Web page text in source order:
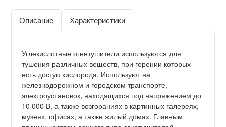
Описание Характеристики
Углекислотные огнетушители используются для
тушения различных веществ, при горении которых
есть доступ кислорода. Используют на
железнодорожном и городском транспорте,
электроустановок, находящихся под напряжением до
10 000 В, а также возгораниях в картинных галереях,
музеях, офисах, а также жилый домах. Главным